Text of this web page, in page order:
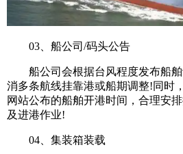
03、船公司/码头公告
船公司会根据台风程度发布船舶
消多条航线挂靠港或船期调整!同时
网站公布的船舶开港时间，合理安
及进港作业!
04、集装箱装载